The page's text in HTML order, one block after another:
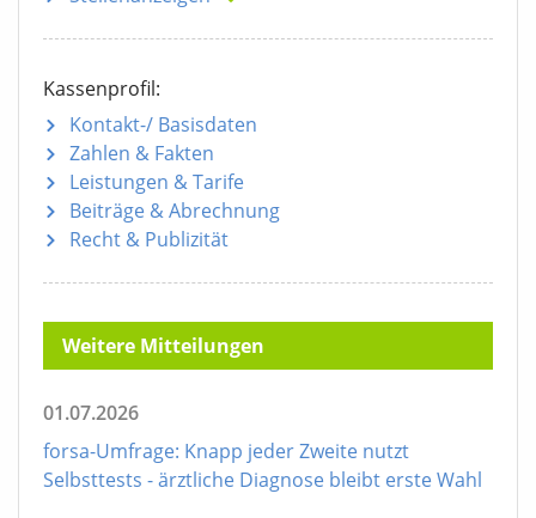
Kassenprofil:
Kontakt-/ Basisdaten
Zahlen & Fakten
Leistungen & Tarife
Beiträge & Abrechnung
Recht & Publizität
Weitere Mitteilungen
01.07.2026
forsa-Umfrage: Knapp jeder Zweite nutzt
Selbsttests - ärztliche Diagnose bleibt erste Wahl